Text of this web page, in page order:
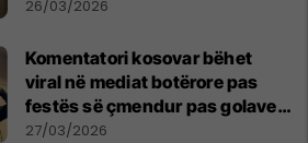
Behgjet Pacolli ka qenë në
26/03/2026
Komentatori kosovar bëhet
viral në mediat botërore pas
festës së çmendur pas golave
të ‘Dardanëve’
27/03/2026